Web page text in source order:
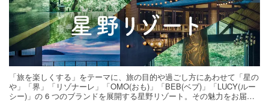
「旅を楽しくする」をテーマに、旅の目的や過ごし方にあわせて「星の
や」「界」「リゾナーレ」「OMO(おも)」「BEB(ベブ)」「LUCY(ルー
シー)」の 6 つのブランドを展開する星野リゾート。その魅力をお届け